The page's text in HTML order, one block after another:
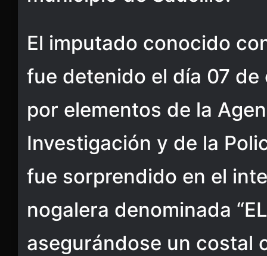
El imputado conocido
fue detenido el día 07
por elementos de la
Investigación y de la
fue sorprendido en el
nogalera denominada
asegurándose un costal